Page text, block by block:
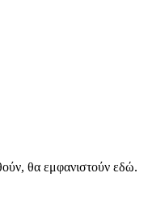
θα εμφανιστούν εδώ.